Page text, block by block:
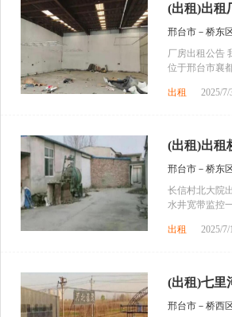
(出租)出租
邢台市－桥东
厂房出租公告
位于邢台市襄
出租 2025/7/
(出租)出租
邢台市－桥东
长信村北大院
水井宽带监控
出租 2025/7/
(出租)七里
邢台市－桥西